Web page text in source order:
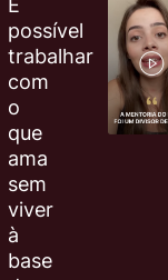
É
possível
trabalhar
com
o
que
ama
sem
viver
à
base